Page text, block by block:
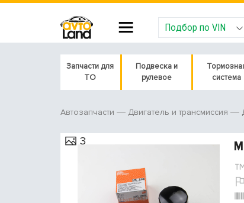
Подбор по VIN
Запчасти для
ТО
Подвеска и
рулевое
система
Автозапчасти Двигатель и трансмиссия
3